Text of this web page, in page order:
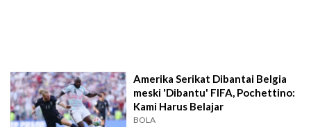
Amerika Serikat Dibantai Belgia
meski 'Dibantu' FIFA, Pochettino:
Kami Harus Belajar
BOLA